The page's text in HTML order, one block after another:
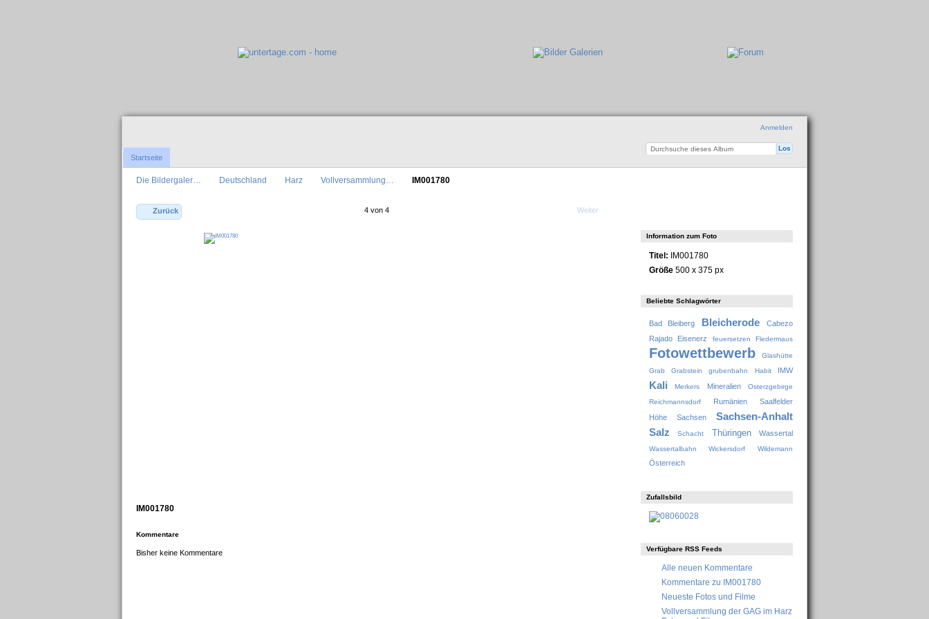
Anmelden
Startseite
Die Bildergaler… Deutschland Harz Vollversammlung… IM001780
Zurück 4 von 4 Weiter
IM001780
Kommentare
Bisher keine Kommentare
Information zum Foto
Titel: IM001780
Größe500 x 375 px
Beliebte Schlagwörter
Bad Bleiberg Bleicherode
Cabezo
Rajado
Eisenerz feuersetzen Fledermaus
Fotowettbewerb
Glashütte
Grab
Grabstein grubenbahn Habit IMW
Kali Merkers Mineralien
Osterzgebirge
Reichmannsdorf
Rumänien
Saalfelder
Höhe
Sachsen
Sachsen-Anhalt
Salz
Schacht Thüringen Wassertal
Wassertalbahn Wickersdorf Wildemann
Österreich
Zufallsbild
Verfügbare RSS Feeds
Alle neuen Kommentare
Kommentare zu IM001780
Neueste Fotos und Filme
Vollversammlung der GAG im Harz